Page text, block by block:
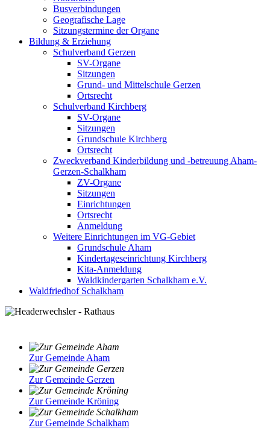
Busverbindungen
Geografische Lage
Sitzungstermine der Organe
Bildung & Erziehung
Schulverband Gerzen
SV-Organe
Sitzungen
Grund- und Mittelschule Gerzen
Ortsrecht
Schulverband Kirchberg
SV-Organe
Sitzungen
Grundschule Kirchberg
Ortsrecht
Zweckverband Kinderbildung und -betreuung Aham-
Gerzen-Schalkham
ZV-Organe
Sitzungen
Einrichtungen
Ortsrecht
Anmeldung
Weitere Einrichtungen im VG-Gebiet
Grundschule Aham
Kindertageseinrichtung Kirchberg
Kita-Anmeldung
Waldkindergarten Schalkham e.V.
Waldfriedhof Schalkham
Zur Gemeinde Aham
Zur Gemeinde Gerzen
Zur Gemeinde Kröning
Zur Gemeinde Schalkham